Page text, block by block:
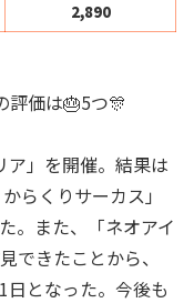
2,890
評価は🎂5つ🎊
ア」を開催。結果は
らくりサーカス」
。また、「ネオアイ
できたことから、
日となった。今後も